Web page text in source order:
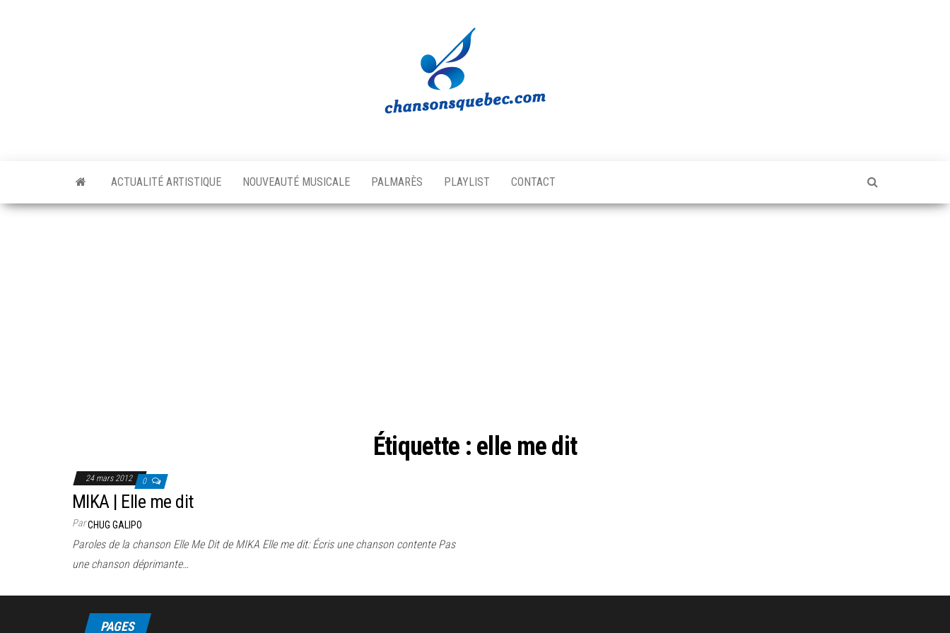
Québec
musicale
québécoise!
ACTUALITÉ ARTISTIQUE NOUVEAUTÉ MUSICALE PALMARÈS PLAYLIST CONTACT
Étiquette : elle me dit
24 mars 2012 0
MIKA | Elle me dit
ParCHUG GALIPO
Paroles de la chanson Elle Me Dit de MIKA Elle me dit: Écris une chanson contente Pas
une chanson déprimante…
PAGES